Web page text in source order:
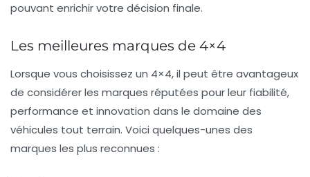
pouvant enrichir votre décision finale.
Les meilleures marques de 4×4
Lorsque vous choisissez un 4×4, il peut être avantageux
de considérer les marques réputées pour leur fiabilité,
performance et innovation dans le domaine des
véhicules tout terrain. Voici quelques-unes des
marques les plus reconnues :